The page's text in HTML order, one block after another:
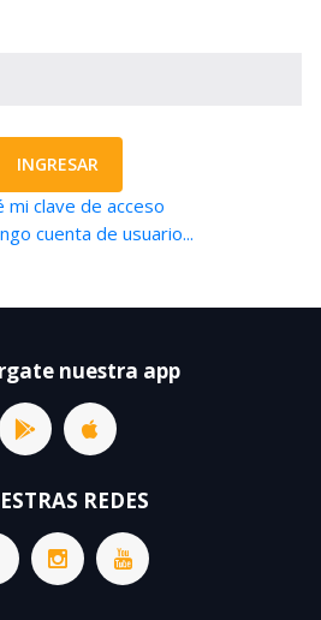
INGRESAR
mi clave de acceso
cuenta de usuario...
nuestra app
REDES